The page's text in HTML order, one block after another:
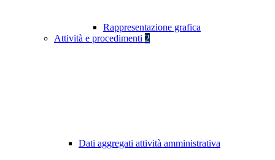
Rappresentazione grafica
Attività e procedimenti 2
Dati aggregati attività amministrativa